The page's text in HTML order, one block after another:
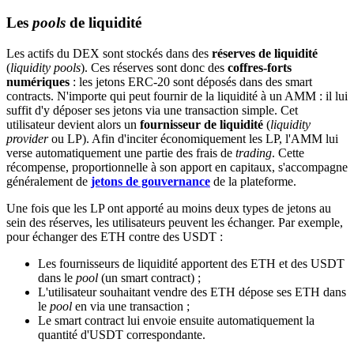
Les pools de liquidité
Les actifs du DEX sont stockés dans des réserves de liquidité
(liquidity pools). Ces réserves sont donc des coffres-forts
numériques : les jetons ERC-20 sont déposés dans des smart
contracts. N'importe qui peut fournir de la liquidité à un AMM : il lui
suffit d'y déposer ses jetons via une transaction simple. Cet
utilisateur devient alors un fournisseur de liquidité (liquidity
providerou LP). Afin d'inciter économiquement les LP, l'AMM lui
verse automatiquement une partie des frais de trading. Cette
récompense, proportionnelle à son apport en capitaux, s'accompagne
généralement de jetons de gouvernance de la plateforme.
Une fois que les LP ont apporté au moins deux types de jetons au
sein des réserves, les utilisateurs peuvent les échanger. Par exemple,
pour échanger des ETH contre des USDT :
Les fournisseurs de liquidité apportent des ETH et des USDT
dans le pool (un smart contract) ;
L'utilisateur souhaitant vendre des ETH dépose ses ETH dans
le pool en via une transaction ;
Le smart contract lui envoie ensuite automatiquement la
quantité d'USDT correspondante.